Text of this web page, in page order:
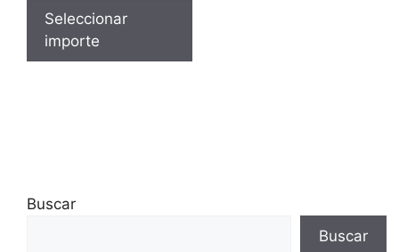
Seleccionar
importe
Buscar
Buscar